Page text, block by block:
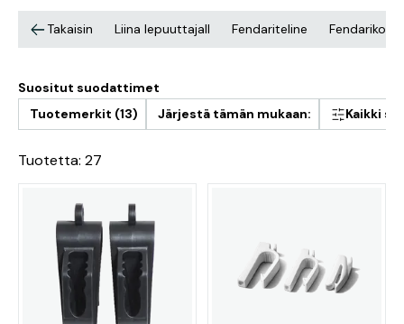
Takaisin Liina lepuuttajall Fendariteline
Suositut suodattimet
Tuotemerkit (13)
Järjestä tämän mukaan: Kaikki
Tuotetta: 27